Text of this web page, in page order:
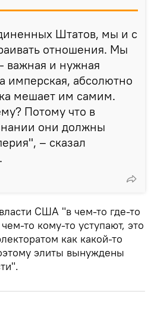
Штатов, мы и с
отношения. Мы
важная и нужная
имперская, абсолютно
мешает им самим.
Потому что в
они должны
– сказал
США "в чем-то где-то
то кому-то уступают, это
как какой-то
элиты вынуждены